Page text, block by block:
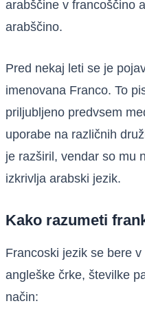
arabščine v francoščino
arabščino.
Pred nekaj leti se je
imenovana Franco. To
priljubljeno predvsem
uporabe na različnih
je razširil, vendar so mu
izkrivlja arabski jezik.
Kako razumeti
Francoski jezik se bere
angleške črke, številke
način: